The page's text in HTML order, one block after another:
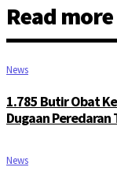
Read more
News
1.785 Butir Obat
Dugaan
News